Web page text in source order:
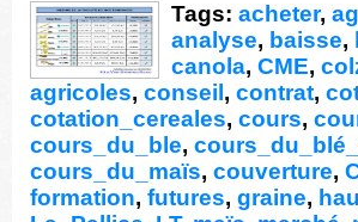
Tags: acheter,
analyse, baisse,
canola, CME,
agricoles, conseil , contrat,
cotation_cereales, cours,
cours_du_ble,
cours_du_maïs, couverture,
formation, futures, graine,